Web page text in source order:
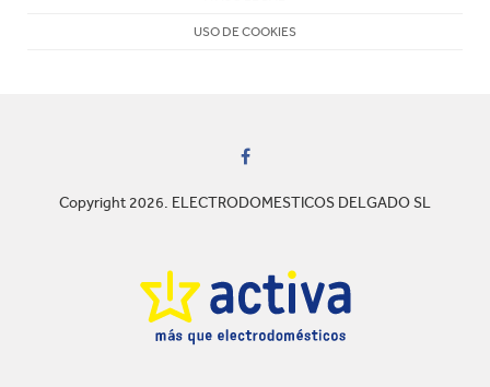
USO DE COOKIES
Copyright 2026. ELECTRODOMESTICOS DELGADO SL